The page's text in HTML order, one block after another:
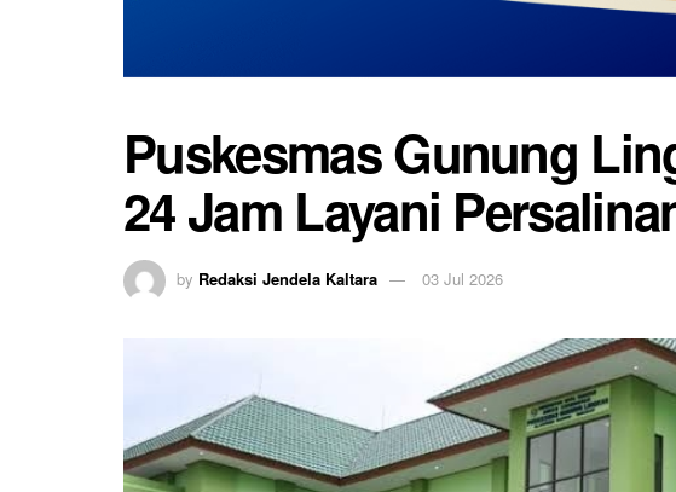
Puskesmas Gunung
24 Jam Layani
by Redaksi Jendela Kaltara 03 Jul 2026